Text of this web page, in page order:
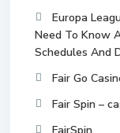
Europa
Need To Know
Schedules And
Fair Go
Fair Spin –